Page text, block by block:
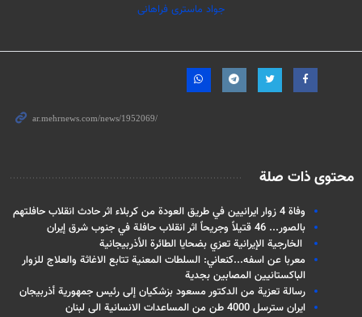
جواد ماستری فراهانی
محتوى ذات صلة
وفاة 4 زوار ايرانيين في طريق العودة من كربلاء اثر حادث انقلاب حافلتهم
بالصور... 46 قتيلاً وجريحاً اثر انقلاب حافلة في جنوب شرق إيران
الخارجية الإيرانية تعزي بضحايا الطائرة الأذربيجانية
معربا عن اسفه...كنعاني: السلطات المعنية تتابع الاغاثة والعلاج للزوار
الباكستانيين المصابين بجدية
رسالة تعزية من الدكتور مسعود بزشكيان إلى رئيس جمهورية أذربيجان‎
ايران سترسل 4000 طن من المساعدات الانسانية الى لبنان